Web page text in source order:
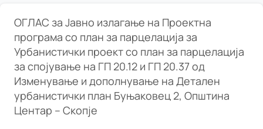
ОГЛАС за Јавно излагање на Проектна
програма со план за парцелација за
Урбанистички проект со план за парцелација
за спојување на ГП 20.12 и ГП 20.37 од
Изменување и дополнување на Детален
урбанистички план Буњаковец 2, Општина
Центар – Скопје